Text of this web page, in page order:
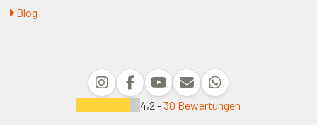
Blog
4,2 -30 Bewertungen